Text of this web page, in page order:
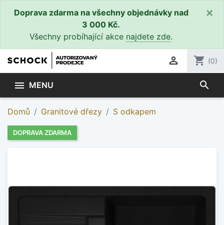
Doprava zdarma na všechny objednávky nad
3 000 Kč.
Všechny probíhající akce najdete zde.
×
 shopping_cart (0)
 MENU search
Domů Granitové dřezy S odkapem
DOPRAVA ZDARMA